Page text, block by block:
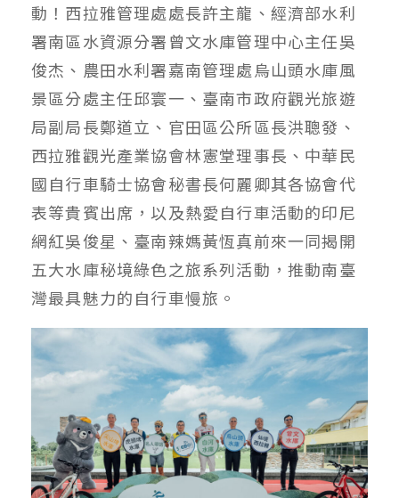
動！西拉雅管理處處長許主龍、經濟部水利
署南區水資源分署曾文水庫管理中心主任吳
俊杰、農田水利署嘉南管理處烏山頭水庫風
景區分處主任邱寰一、臺南市政府觀光旅遊
局副局長鄭道立、官田區公所區長洪聰發、
西拉雅觀光產業協會林憲堂理事長、中華民
國自行車騎士協會秘書長何麗卿其各協會代
表等貴賓出席，以及熱愛自行車活動的印尼
網紅吳俊星、臺南辣媽黃恆真前來一同揭開
五大水庫秘境綠色之旅系列活動，推動南臺
灣最具魅力的自行車慢旅。